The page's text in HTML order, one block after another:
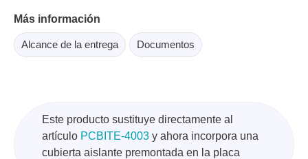
Más información
Alcance de la entrega Documentos
Este producto sustituye directamente al
artículo PCBITE-4003 y ahora incorpora una
cubierta aislante premontada en la placa